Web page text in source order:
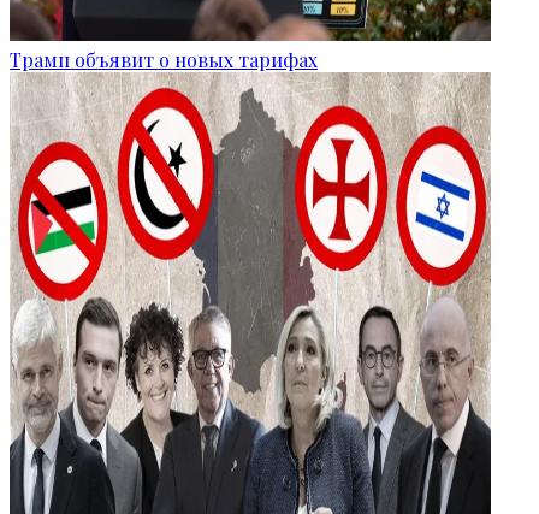
Трамп объявит о новых тарифах